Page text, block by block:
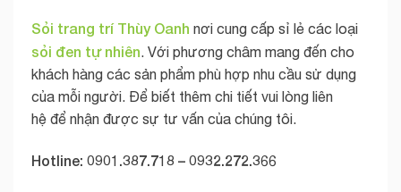
Sỏi trang trí Thùy Oanh nơi cung cấp sỉ lẻ các loại
sỏi đen tự nhiên. Với phương châm mang đến cho
khách hàng các sản phẩm phù hợp nhu cầu sử dụng
của mỗi người. Để biết thêm chi tiết vui lòng liên
hệ để nhận được sự tư vấn của chúng tôi.
Hotline: 0901.387.718 – 0932.272.366